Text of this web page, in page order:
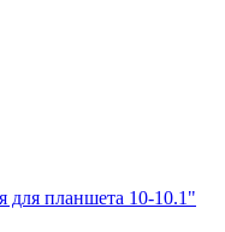
для планшета 10-10.1"